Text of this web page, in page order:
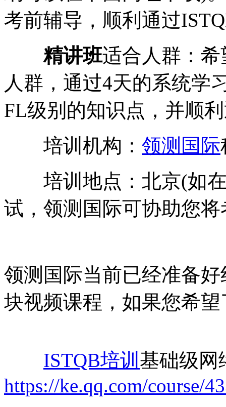
考前辅导，顺利通过
精讲班适合人群：
人群，通过4天的系统学
FL级别的知识点，并顺
培训机构： 领测国际
培训地点：北京(如在
试，领测国际可协助您
领测国际当前已经准备
块视频课程，如果您希
ISTQB培训 基础级网
https://ke.qq.com/course/